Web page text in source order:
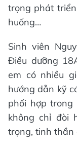
trọng phát
huống…
Sinh viên
Điều dưỡng
em có nhiều
hướng dẫn kỹ
phối hợp
không chỉ đòi
trọng, tinh thần